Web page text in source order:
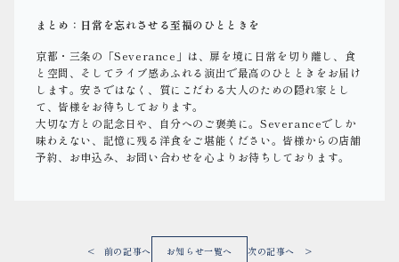
まとめ：日常を忘れさせる至福のひとときを
京都・三条の「Severance」は、扉を境に日常を切り離し、食
と空間、そしてライブ感あふれる演出で最高のひとときをお届け
します。安さではなく、質にこだわる大人のための隠れ家とし
て、皆様をお待ちしております。
大切な方との記念日や、自分へのご褒美に。Severanceでしか
味わえない、記憶に残る洋食をご堪能ください。皆様からの店舗
予約、お申込み、お問い合わせを心よりお待ちしております。
< 前の記事へ お知らせ一覧へ 次の記事へ >